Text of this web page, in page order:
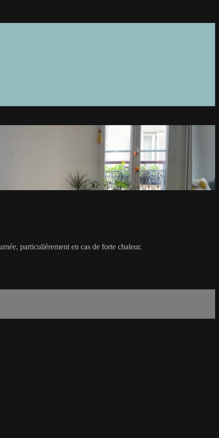
particulièrement en cas de forte chaleur.